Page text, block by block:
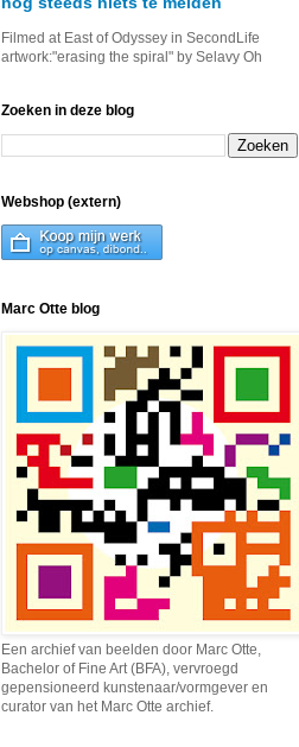
Filmed at East of Odyssey in SecondLife
artwork:"erasing the spiral" by Selavy Oh
Zoeken in deze blog
Webshop (extern)
Marc Otte blog
Een archief van beelden door Marc Otte,
Bachelor of Fine Art (BFA), vervroegd
gepensioneerd kunstenaar/vormgever en
curator van het Marc Otte archief.